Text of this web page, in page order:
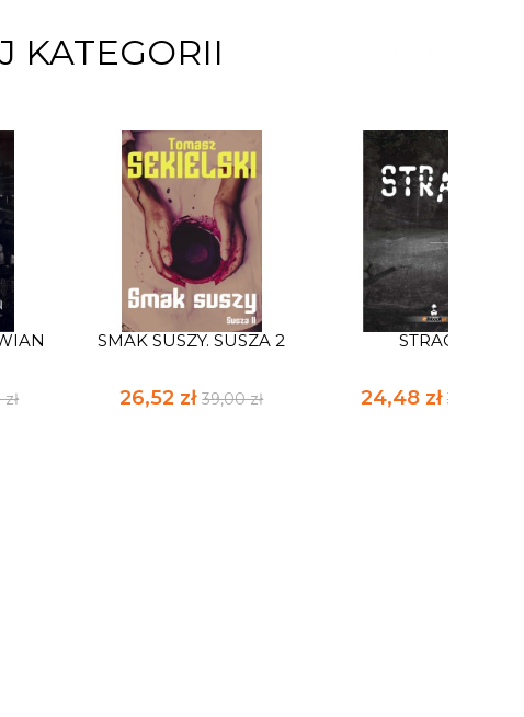
KATEGORII
SMAK SUSZY. SUSZA 2
26,52 zł39,00 zł
STRACH
24,48 zł 36,00 zł